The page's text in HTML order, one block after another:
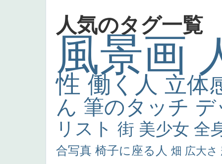
人気のタグ一覧
風景画
性 働く人 立体
ん 筆のタッチ
リスト 街 美少女 全
合写真 椅子に座る人 畑 広大さ